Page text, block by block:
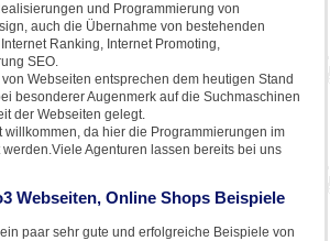
und Programmierung von
auch die Übernahme von bestehenden
Ranking, Internet Promoting,
SEO.
Webseiten entsprechen dem heutigen Stand
besonderer Augenmerk auf die Suchmaschinen
der Webseiten gelegt.
da hier die Programmierungen im
Agenturen lassen bereits bei uns
Webseiten, Online Shops Beispiele
paar sehr gute und erfolgreiche Beispiele von